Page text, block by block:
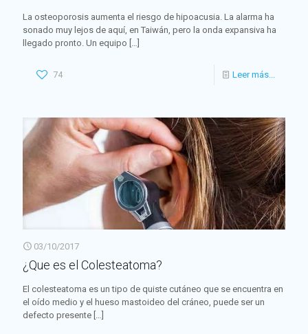
La osteoporosis aumenta el riesgo de hipoacusia. La alarma ha
sonado muy lejos de aquí, en Taiwán, pero la onda expansiva ha
llegado pronto. Un equipo […]
74 Leer más...
03/10/2017
¿Que es el Colesteatoma?
El colesteatoma es un tipo de quiste cutáneo que se encuentra en
el oído medio y el hueso mastoideo del cráneo, puede ser un
defecto presente […]